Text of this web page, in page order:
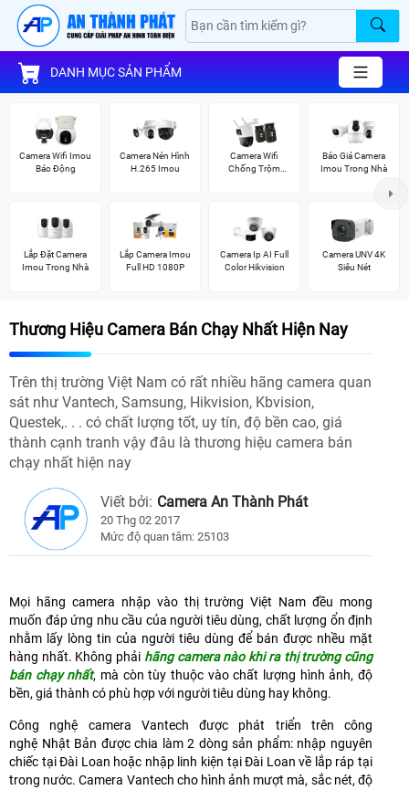
DANH MỤC SẢN PHẨM
Camera Wifi Imou
Báo Động
Camera Nén Hình
H.265 Imou
Camera Wifi
Chống Trộm
Báo Giá Camera
Imou Trong Nhà
Lắp Đặt Camera
Imou Trong Nhà
Lắp Camera Imou
Full HD 1080P
Camera Ip AI Full
Color Hikvision
Camera UNV 4K
Siêu Nét
Thương Hiệu Camera Bán Chạy Nhất Hiện Nay
Trên thị trường Việt Nam có rất nhiều hãng camera quan
sát như Vantech, Samsung, Hikvision, Kbvision,
Questek,. . . có chất lượng tốt, uy tín, độ bền cao, giá
thành cạnh tranh vậy đâu là thương hiệu camera bán
chạy nhất hiện nay
Viết bởi: Camera An Thành Phát
20 Thg 02 2017
Mức độ quan tâm: 25103
Mọi hãng camera nhập vào thị trường Việt Nam đều mong
muốn đáp ứng nhu cầu của người tiêu dùng, chất lượng ổn định
nhằm lấy lòng tin của người tiêu dùng để bán được nhều mặt
hàng nhất. Không phải hãng camera nào khi ra thị trường cũng
bán chạy nhất, mà còn tùy thuộc vào chất lượng hình ảnh, độ
bền, giá thành có phù hợp với người tiêu dùng hay không.
Công nghệ camera Vantech được phát triển trên công
nghệ Nhật Bản được chia làm 2 dòng sản phẩm: nhập nguyên
chiếc tại Đài Loan hoặc nhập linh kiện tại Đài Loan về lắp ráp tại
trong nước. Camera Vantech cho hình ảnh mượt mà, sắc nét, độ